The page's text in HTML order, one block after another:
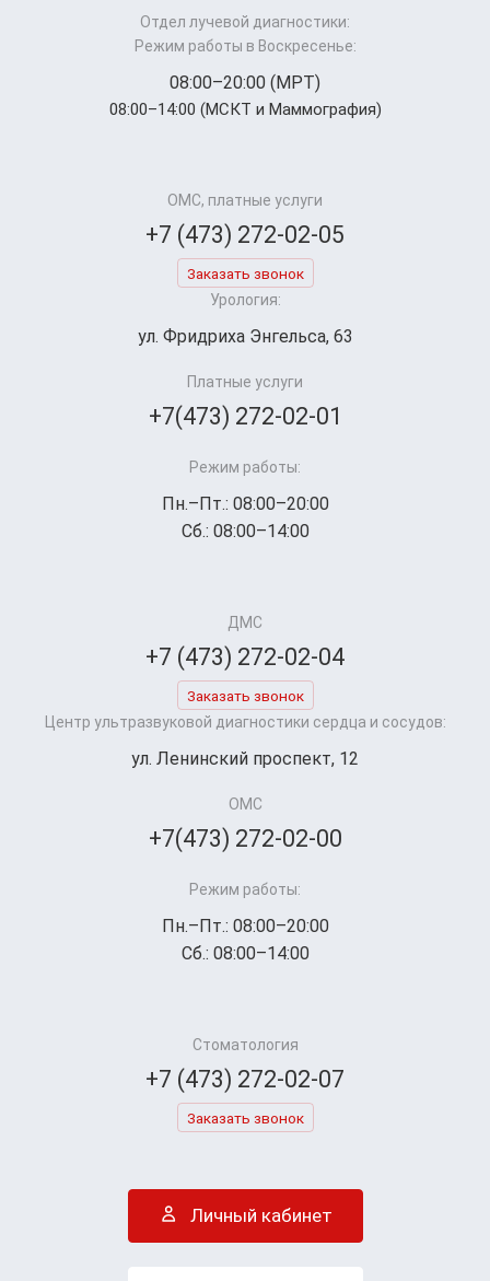
Отдел лучевой диагностики:
Режим работы в Воскресенье:
08:00–20:00 (МРТ)
08:00–14:00 (МСКТ и Маммография)
ОМС, платные услуги
+7 (473) 272-02-05
Заказать звонок
Урология:
ул. Фридриха Энгельса, 63
Платные услуги
+7(473) 272-02-01
Режим работы:
Пн.–Пт.: 08:00–20:00
Сб.: 08:00–14:00
ДМС
+7 (473) 272-02-04
Заказать звонок
Центр ультразвуковой диагностики сердца и сосудов:
ул. Ленинский проспект, 12
ОМС
+7(473) 272-02-00
Режим работы:
Пн.–Пт.: 08:00–20:00
Сб.: 08:00–14:00
Стоматология
+7 (473) 272-02-07
Заказать звонок
Личный кабинет